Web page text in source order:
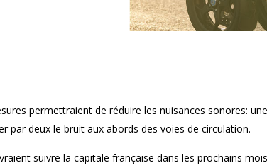
permettraient de réduire les nuisances sonores:
par deux le bruit aux abords des voies de circulation.
suivre la capitale française dans les prochains